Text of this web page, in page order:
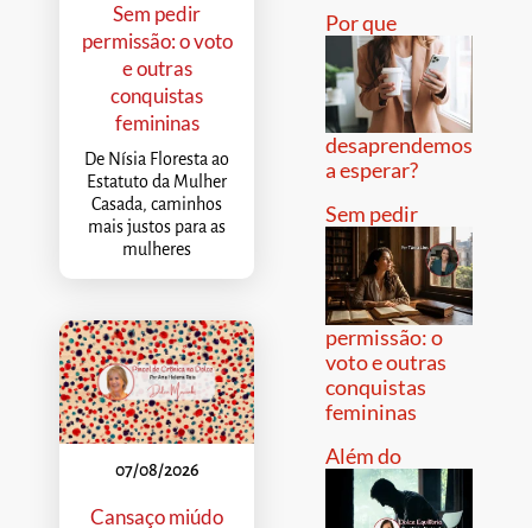
Sem pedir
permissão: o voto
e outras
conquistas
femininas
De Nísia Floresta ao
Estatuto da Mulher
Casada, caminhos
mais justos para as
mulheres
07/08/2026
Cansaço miúdo
Por que
desaprendemos
a esperar?
Sem pedir
permissão: o
voto e outras
conquistas
femininas
Além do